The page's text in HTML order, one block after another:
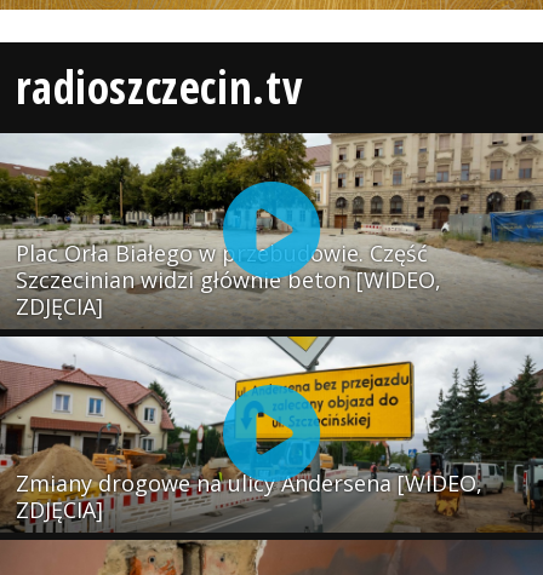
radioszczecin.tv
Plac Orła Białego w przebudowie. Część
Szczecinian widzi głównie beton [WIDEO,
ZDJĘCIA]
Zmiany drogowe na ulicy Andersena [WIDEO,
ZDJĘCIA]